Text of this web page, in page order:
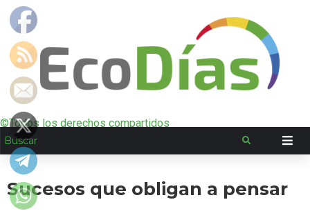
©Todos los derechos compartidos
Sucesos que obligan a pensar